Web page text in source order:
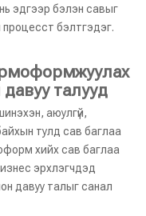
эдгээр бэлэн савыг
процесст бэлтгэдэг.
талууд
аюулгүй,
тулд сав баглаа
хийх сав баглаа
эрхлэгчдэд
давуу талыг санал